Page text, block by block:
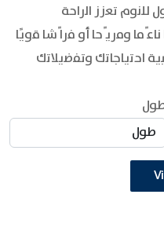
ﻟﻠﻧوم ﺗﻌزز اﻟراﺣﺔ
ًﻣﺎ وﻣرﯾ ًﺣﺎ أو ﻓرا ًﺷﺎ ﻗوﯾًﺎ
اﺣﺗﯾﺎﺟﺎﺗك وﺗﻔﺿﯾﻼﺗك